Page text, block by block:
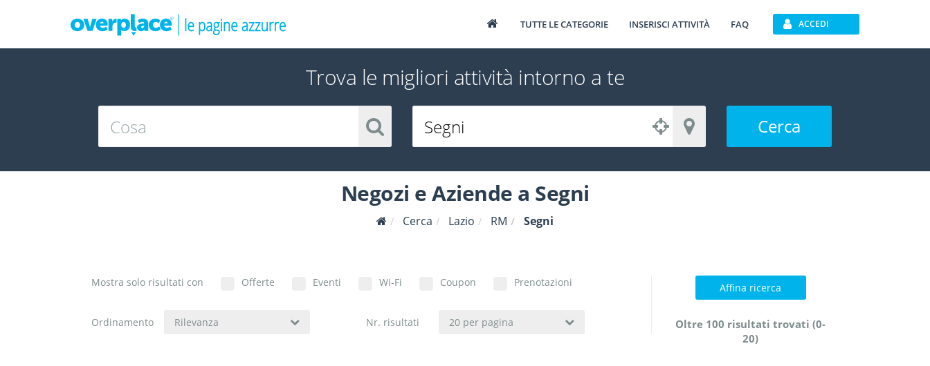
TUTTE LE CATEGORIE INSERISCI ATTIVITÀ FAQ ACCEDI
Trova le migliori attività intorno a te
Cerca
Negozi e Aziende a Segni
Cerca Lazio RM Segni
Mostra solo risultati con Offerte Eventi Wi-Fi Coupon Prenotazioni
Ordinamento Rilevanza Nr. risultati 20 per pagina
Affina ricerca
Oltre 100 risultati trovati (0-
20)